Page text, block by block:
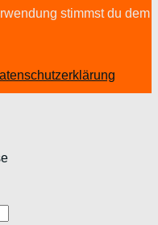
stimmst du dem